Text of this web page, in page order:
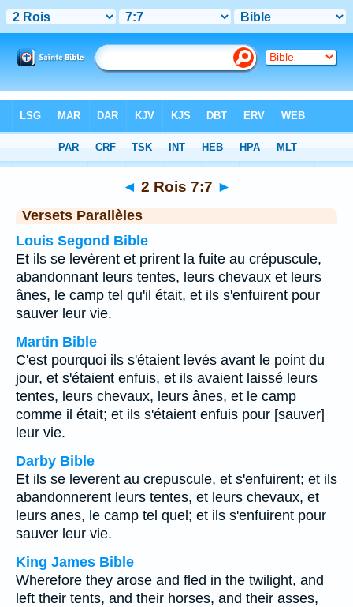
Chapitre 7> Verset 7
◄ 2 Rois 7:7 ►
Versets Parallèles
Louis Segond Bible
Et ils se levèrent et prirent la fuite au crépuscule,
abandonnant leurs tentes, leurs chevaux et leurs
ânes, le camp tel qu'il était, et ils s'enfuirent pour
sauver leur vie.
Martin Bible
C'est pourquoi ils s'étaient levés avant le point du
jour, et s'étaient enfuis, et ils avaient laissé leurs
tentes, leurs chevaux, leurs ânes, et le camp
comme il était; et ils s'étaient enfuis pour [sauver]
leur vie.
Darby Bible
Et ils se leverent au crepuscule, et s'enfuirent; et ils
abandonnerent leurs tentes, et leurs chevaux, et
leurs anes, le camp tel quel; et ils s'enfuirent pour
sauver leur vie.
King James Bible
Wherefore they arose and fled in the twilight, and
left their tents, and their horses, and their asses,